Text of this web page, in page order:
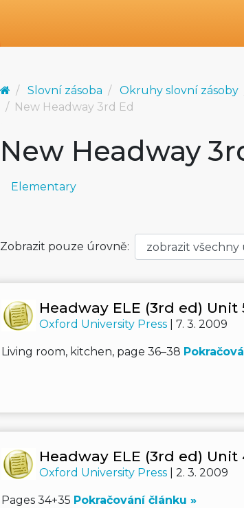
Slovní zásoba Okruhy slovní zásoby
New Headway 3rd Ed
New Headway
Elementary
Zobrazit pouze úrovně:
Headway ELE (3rd ed) Unit
Oxford University Press | 7. 3. 2009
Living room, kitchen, page 36–38
Headway ELE (3rd ed) Unit
Oxford University Press | 2. 3. 2009
Pages 34+35 Pokračování článku »